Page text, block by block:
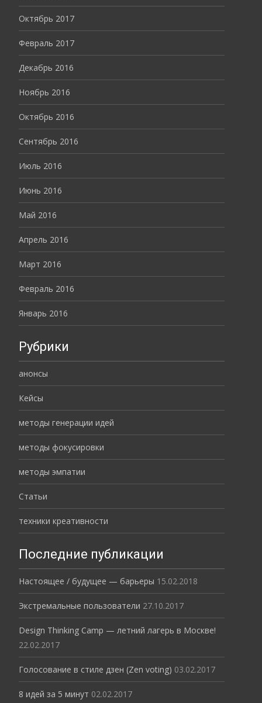
Октябрь 2017
Февраль 2017
Декабрь 2016
Ноябрь 2016
Октябрь 2016
Сентябрь 2016
Июль 2016
Июнь 2016
Май 2016
Апрель 2016
Март 2016
Февраль 2016
Январь 2016
Рубрики
анонсы
Кейсы
методы генерации идей
методы фокусировки
методы эмпатии
Статьи
техники креативности
Последние публикации
Настоящее / будущее — барьеры 15.02.2018
Экстремальные пользователи 27.10.2017
Design Thinking Camp — летний лагерь в Москве!
22.02.2017
Голосование в стиле дзен (Zen voting) 03.02.2017
8 идей за 5 минут 02.02.2017